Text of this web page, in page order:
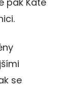
se